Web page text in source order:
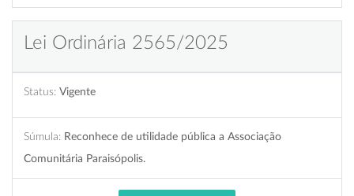
Lei Ordinária 2565/2025
Status: Vigente
Súmula: Reconhece de utilidade pública a Associação
Comunitária Paraisópolis.